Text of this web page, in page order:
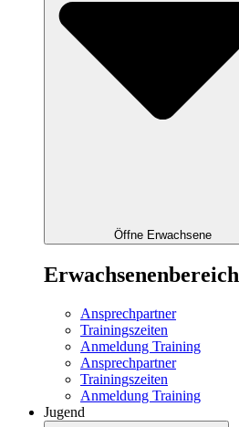
Öffne Erwachsene
Erwachsenenbereich
Ansprechpartner
Trainingszeiten
Anmeldung Training
Ansprechpartner
Trainingszeiten
Anmeldung Training
Jugend